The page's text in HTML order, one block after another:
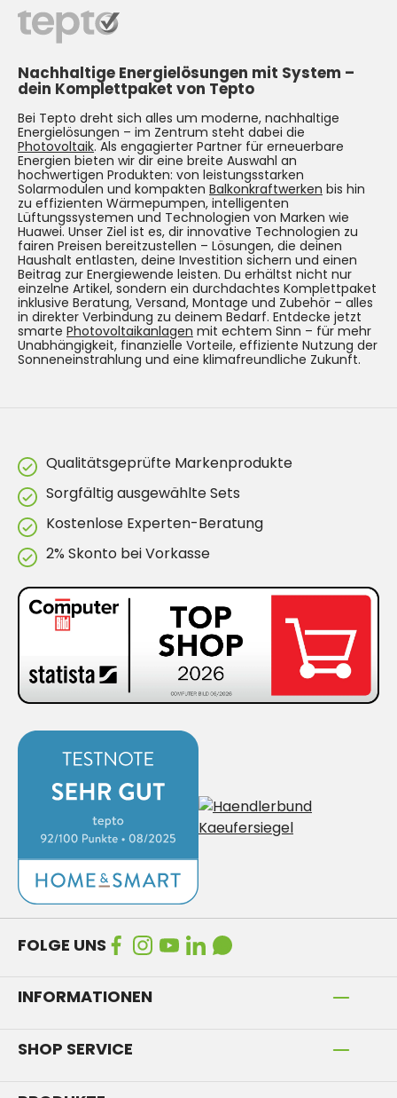
Nachhaltige Energielösungen mit System –
dein Komplettpaket von Tepto
Bei Tepto dreht sich alles um moderne, nachhaltige
Energielösungen – im Zentrum steht dabei die
Photovoltaik. Als engagierter Partner für erneuerbare
Energien bieten wir dir eine breite Auswahl an
hochwertigen Produkten: von leistungsstarken
Solarmodulen und kompakten Balkonkraftwerken bis hin
zu effizienten Wärmepumpen, intelligenten
Lüftungssystemen und Technologien von Marken wie
Huawei. Unser Ziel ist es, dir innovative Technologien zu
fairen Preisen bereitzustellen – Lösungen, die deinen
Haushalt entlasten, deine Investition sichern und einen
Beitrag zur Energiewende leisten. Du erhältst nicht nur
einzelne Artikel, sondern ein durchdachtes Komplettpaket
inklusive Beratung, Versand, Montage und Zubehör – alles
in direkter Verbindung zu deinem Bedarf. Entdecke jetzt
smarte Photovoltaikanlagen mit echtem Sinn – für mehr
Unabhängigkeit, finanzielle Vorteile, effiziente Nutzung der
Sonneneinstrahlung und eine klimafreundliche Zukunft.
Qualitätsgeprüfte Markenprodukte
Sorgfältig ausgewählte Sets
Kostenlose Experten-Beratung
2% Skonto bei Vorkasse
FOLGE UNS
INFORMATIONEN
SHOP SERVICE